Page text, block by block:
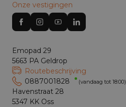
Onze vestigingen
Emopad 29
5663 PA Geldrop
Routebeschrijving
0887001828
(vandaag tot 18:00)
Havenstraat 28
5347 KK Oss